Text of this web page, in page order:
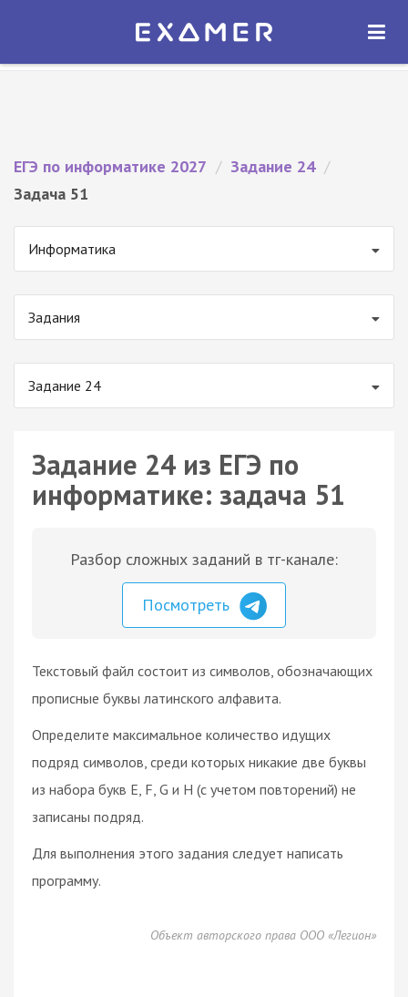
Экзамер — ЕГЭ 2027
ОТКРЫТЬ
ЕГЭ по информатике 2027 / Задание 24 /
Задача 51
Информатика
Задания
Задание 24
Задание 24 из ЕГЭ по
информатике: задача 51
Разбор сложных заданий в тг-канале:
Посмотреть
Текстовый файл состоит из символов, обозначающих
прописные буквы латинского алфавита.
Определите максимальное количество идущих
подряд символов, среди которых никакие две буквы
из набора букв E, F, G и H (с учетом повторений) не
записаны подряд.
Для выполнения этого задания следует написать
программу.
Объект авторского права ООО «Легион»